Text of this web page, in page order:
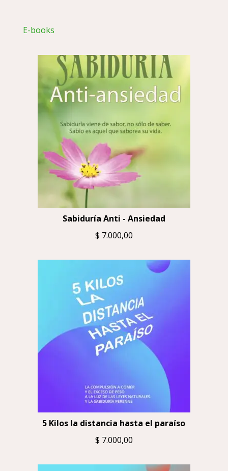
E-books
Sabiduría Anti - Ansiedad
$ 7.000,00
5 Kilos la distancia hasta el paraíso
$ 7.000,00